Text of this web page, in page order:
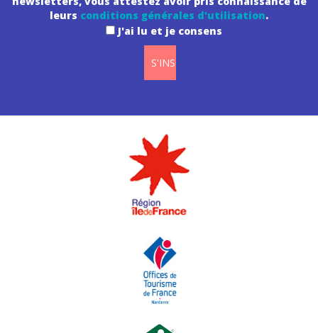
leurs conditions générales d'utilisation.
J'ai lu et je consens